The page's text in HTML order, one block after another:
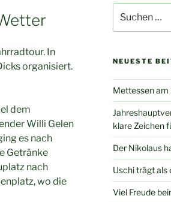
In
organisiert.
dem
Willi Gelen
es nach
Getränke
nach
wo die
nach:
NEUESTE
Mettessen am
klare Zeichen
Der Nikolaus
Uschi trägt als
Viel Freude